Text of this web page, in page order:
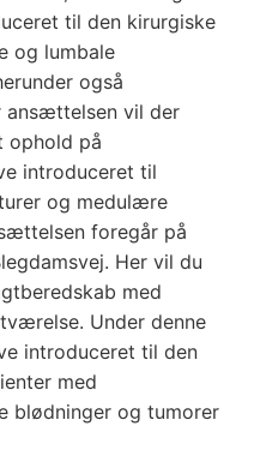
til den kirurgiske
og lumbale
også
ansættelsen vil der
ophold på
introduceret til
og medulære
foregår på
Her vil du
med
Under denne
introduceret til den
med
blødninger og tumorer